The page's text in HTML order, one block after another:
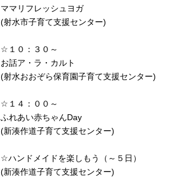
ママリフレッシュヨガ
(射水市子育て支援センター)
☆１０：３０～
お話ア・ラ・カルト
(射水おおぞら保育園子育て支援センター)
☆１４：００～
ふれあい赤ちゃんDay
(新湊作道子育て支援センター)
☆ハンドメイドを楽しもう（～５日）
(新湊作道子育て支援センター)